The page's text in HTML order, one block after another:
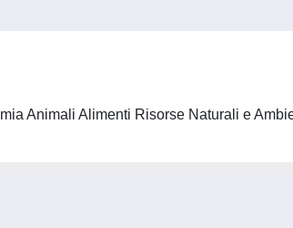
Animali Alimenti Risorse Naturali e